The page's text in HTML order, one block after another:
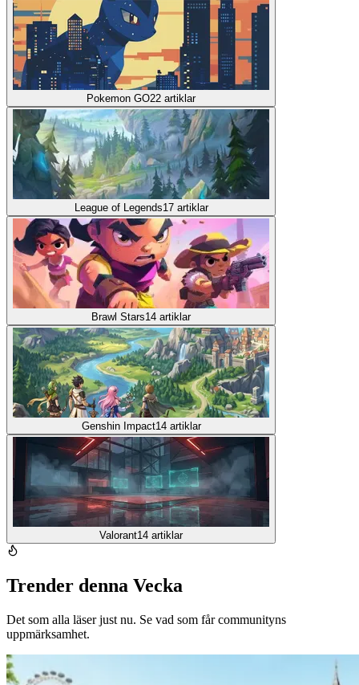
Pokemon GO22 artiklar
League of Legends17 artiklar
Brawl Stars14 artiklar
Genshin Impact14 artiklar
Valorant14 artiklar
Trender denna Vecka
Det som alla läser just nu. Se vad som får communityns
uppmärksamhet.